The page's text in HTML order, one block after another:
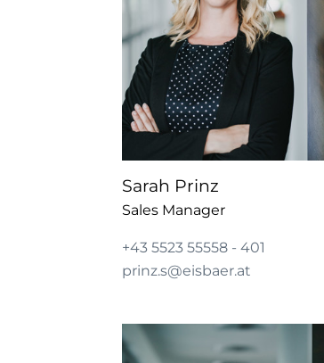
Sarah Prinz
Sales Manager
+43 5523 55558 - 401
prinz.s@eisbaer.at